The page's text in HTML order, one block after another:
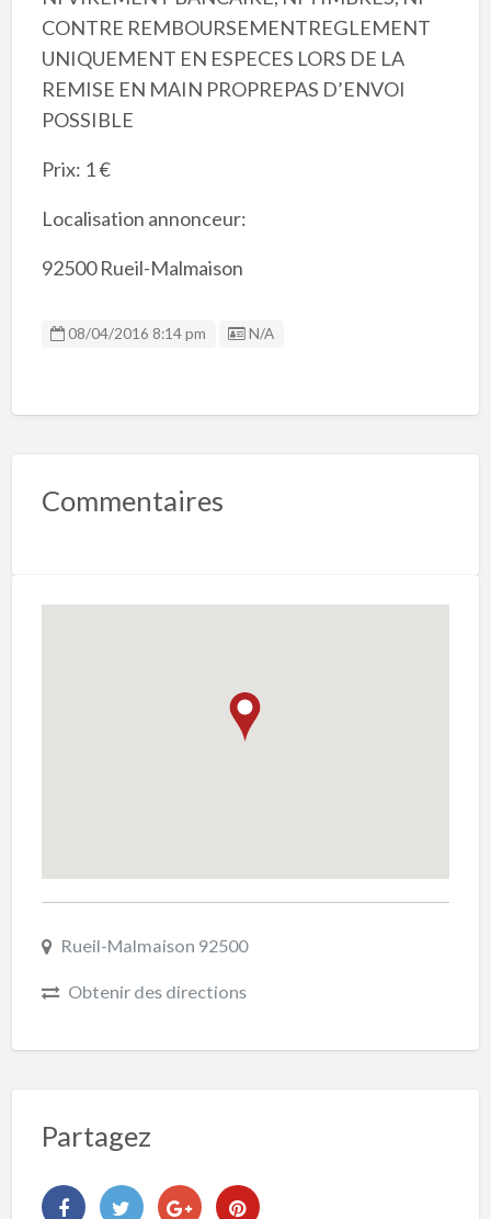
CONTRE REMBOURSEMENTREGLEMENT
UNIQUEMENT EN ESPECES LORS DE LA
REMISE EN MAIN PROPREPAS D’ENVOI
POSSIBLE
Prix: 1 €
Localisation annonceur:
92500 Rueil-Malmaison
08/04/2016 8:14 pm Listing ID
N/A
Commentaires
Rueil-Malmaison 92500
Obtenir des directions
Partagez